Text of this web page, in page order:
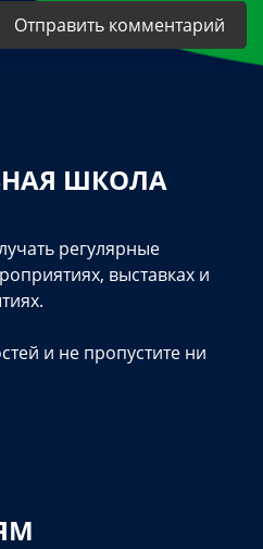
ШКОЛА
регулярные
выставках и
и не пропустите ни